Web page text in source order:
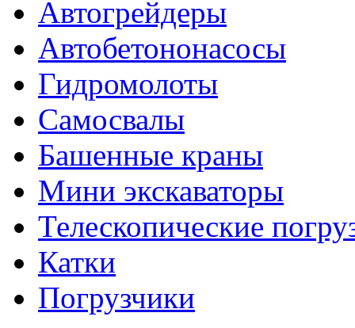
Автогрейдеры
Автобетононасосы
Гидромолоты
Самосвалы
Башенные краны
Мини экскаваторы
Телескопические
Катки
Погрузчики